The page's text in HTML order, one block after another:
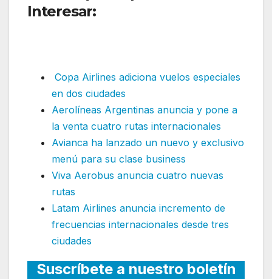
Interesar:
Copa Airlines adiciona vuelos especiales
en dos ciudades
Aerolíneas Argentinas anuncia y pone a
la venta cuatro rutas internacionales
Avianca ha lanzado un nuevo y exclusivo
menú para su clase business
Viva Aerobus anuncia cuatro nuevas
rutas
Latam Airlines anuncia incremento de
frecuencias internacionales desde tres
ciudades
Suscríbete a nuestro boletín